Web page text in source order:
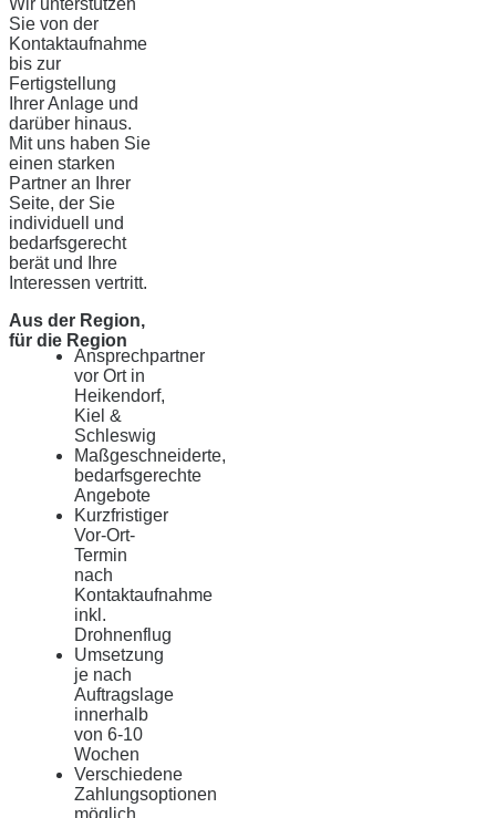
Sie von der
Kontaktaufnahme
bis zur
Fertigstellung
Ihrer Anlage und
darüber hinaus.
Mit uns haben Sie
einen starken
Partner an Ihrer
Seite, der Sie
individuell und
bedarfsgerecht
berät und Ihre
Interessen vertritt.
Aus der Region,
für die Region
Ansprechpartner
vor Ort in
Heikendorf,
Kiel &
Schleswig
Maßgeschneiderte,
bedarfsgerechte
Angebote
Kurzfristiger
Vor-Ort-
Termin
nach
Kontaktaufnahme
inkl.
Drohnenflug
Umsetzung
je nach
Auftragslage
innerhalb
von 6-10
Wochen
Verschiedene
Zahlungsoptionen
möglich